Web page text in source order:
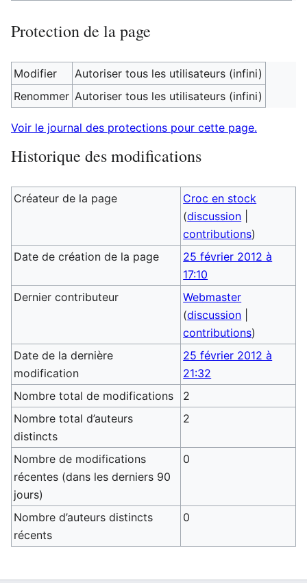
Protection de la page
Modifier
Autoriser tous les utilisateurs (infini)
Renommer Autoriser tous les utilisateurs (infini)
Voir le journal des protections pour cette page.
Historique des modifications
Créateur de la page
Croc en stock
(discussion
contributions)
Date de création de la page
25 février 2012 à
17:10
Dernier contributeur
Webmaster
(discussion
contributions)
Date de la dernière
modification
25 février 2012 à
21:32
Nombre total de modifications
2
Nombre total d’auteurs
distincts
2
Nombre de modifications
récentes (dans les derniers 90
jours)
0
Nombre d’auteurs distincts
récents
0